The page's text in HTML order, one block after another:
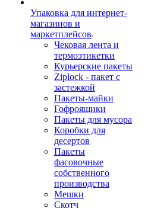
Упаковка для интернет-
магазинов и
маркетплейсов
Чековая лента и
термоэтикетки
Курьерские пакеты
Ziplock - пакет с
застежкой
Пакеты-майки
Гофроящики
Пакеты для мусора
Коробки для
десертов
Пакеты
фасовочные
собственного
производства
Мешки
Скотч